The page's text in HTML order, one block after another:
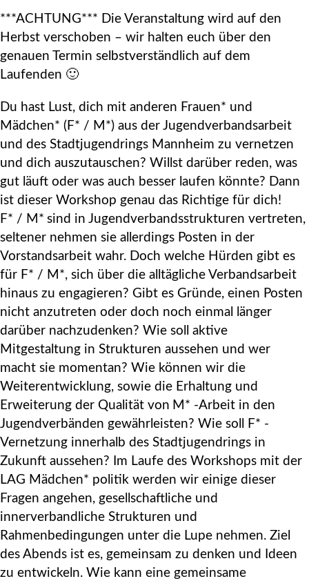
***ACHTUNG*** Die Veranstaltung wird auf den
Herbst verschoben – wir halten euch über den
genauen Termin selbstverständlich auf dem
Laufenden 🙂
Du hast Lust, dich mit anderen Frauen* und
Mädchen* (F* / M*) aus der Jugendverbandsarbeit
und des Stadtjugendrings Mannheim zu vernetzen
und dich auszutauschen? Willst darüber reden, was
gut läuft oder was auch besser laufen könnte? Dann
ist dieser Workshop genau das Richtige für dich!
F* / M* sind in Jugendverbandsstrukturen vertreten,
seltener nehmen sie allerdings Posten in der
Vorstandsarbeit wahr. Doch welche Hürden gibt es
für F* / M*, sich über die alltägliche Verbandsarbeit
hinaus zu engagieren? Gibt es Gründe, einen Posten
nicht anzutreten oder doch noch einmal länger
darüber nachzudenken? Wie soll aktive
Mitgestaltung in Strukturen aussehen und wer
macht sie momentan? Wie können wir die
Weiterentwicklung, sowie die Erhaltung und
Erweiterung der Qualität von M* -Arbeit in den
Jugendverbänden gewährleisten? Wie soll F* -
Vernetzung innerhalb des Stadtjugendrings in
Zukunft aussehen? Im Laufe des Workshops mit der
LAG Mädchen* politik werden wir einige dieser
Fragen angehen, gesellschaftliche und
innerverbandliche Strukturen und
Rahmenbedingungen unter die Lupe nehmen. Ziel
des Abends ist es, gemeinsam zu denken und Ideen
zu entwickeln. Wie kann eine gemeinsame